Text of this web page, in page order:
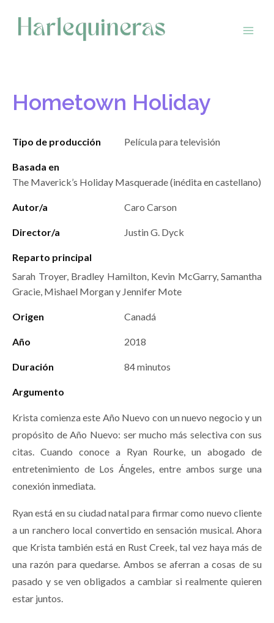
contenido
Hometown Holiday
Tipo de producción Película para televisión
Basada en
The Maverick’s Holiday Masquerade (inédita en castellano)
Autor/a Caro Carson
Director/a Justin G. Dyck
Reparto principal
Sarah Troyer, Bradley Hamilton, Kevin McGarry, Samantha
Gracie, Mishael Morgan y Jennifer Mote
Origen Canadá
Año 2018
Duración 84 minutos
Argumento
Krista comienza este Año Nuevo con un nuevo negocio y un
propósito de Año Nuevo: ser mucho más selectiva con sus
citas. Cuando conoce a Ryan Rourke, un abogado de
entretenimiento de Los Ángeles, entre ambos surge una
conexión inmediata.
Ryan está en su ciudad natal para firmar como nuevo cliente
a un ranchero local convertido en sensación musical. Ahora
que Krista también está en Rust Creek, tal vez haya más de
una razón para quedarse. Ambos se aferran a cosas de su
pasado y se ven obligados a cambiar si realmente quieren
estar juntos.